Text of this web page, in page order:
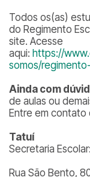
Todos os(as)
do Regimento
site. Acesse
aqui: https://
somos/
Ainda com
de aulas ou
Entre em contato
Tatuí
Secretaria Escolar:
Rua São Bento,